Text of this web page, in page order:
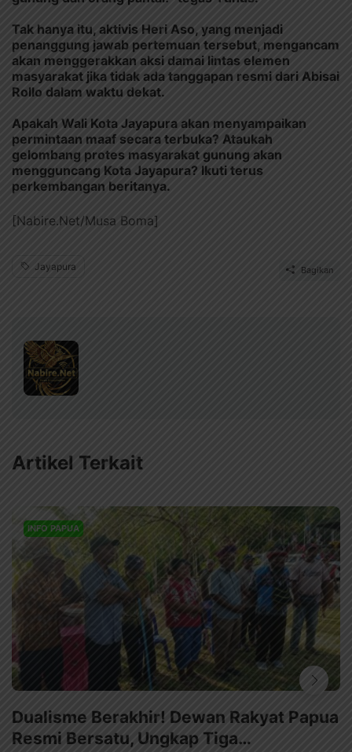
Tak hanya itu, aktivis Heri Aso, yang menjadi
penanggung jawab pertemuan tersebut, mengancam
akan menggerakkan aksi damai lintas elemen
masyarakat jika tidak ada tanggapan resmi dari Abisai
Rollo dalam waktu dekat.
Apakah Wali Kota Jayapura akan menyampaikan
permintaan maaf secara terbuka? Ataukah
gelombang protes masyarakat gunung akan
mengguncang Kota Jayapura? Ikuti terus
perkembangan beritanya.
[Nabire.Net/Musa Boma]
Jayapura Bagikan
Artikel Terkait
INFO PAPUA
Dualisme Berakhir! Dewan Rakyat Papua
Resmi Bersatu, Ungkap Tiga…